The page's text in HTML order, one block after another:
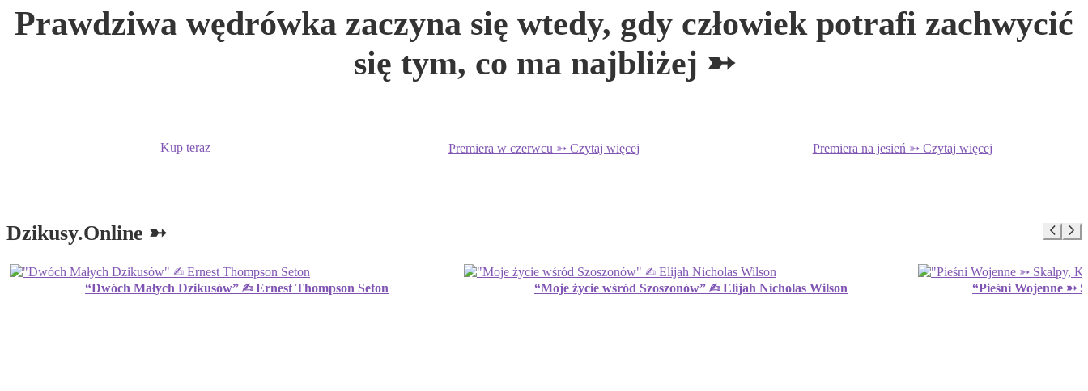
Prawdziwa wędrówka zaczyna się wtedy, gdy człowiek potrafi zachwycić
się tym, co ma najbliżej ➳
Kup teraz Premiera w czerwcu ➳ Czytaj więcej Premiera na jesień ➳ Czytaj więcej
Dzikusy.Online ➳
“Dwóch Małych Dzikusów” ✍︎ Ernest Thompson Seton “Moje życie wśród Szoszonów” ✍︎ Elijah Nicholas Wilson “Pieśni Wojenne ➳